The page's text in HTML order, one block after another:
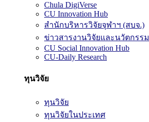
Chula DigiVerse
CU Innovation Hub
สำนักบริหารวิจัยจุฬาฯ (สบจ.)
ข่าวสารงานวิจัยและนวัตกรรม
CU Social Innovation Hub
CU-Daily Research
ทุนวิจัย
ทุนวิจัย
ทุนวิจัยในประเทศ